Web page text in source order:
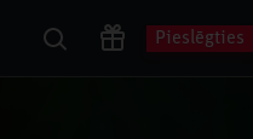
Pieslēgties